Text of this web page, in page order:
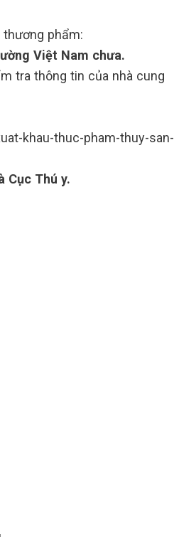
phẩm:
Việt Nam chưa.
tra thông tin của nhà cung
khau-thuc-pham-thuy-san-
Cục Thú y.